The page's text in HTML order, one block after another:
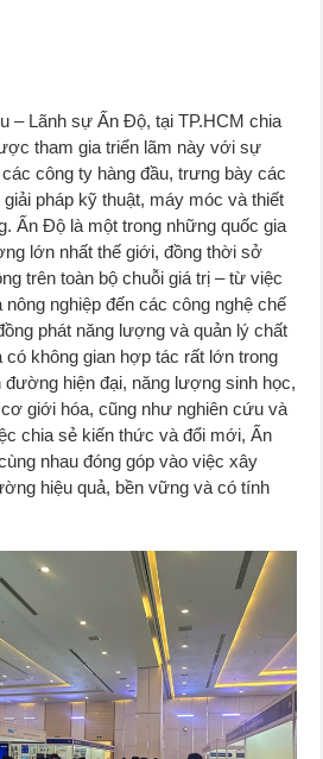
– Lãnh sự Ấn Độ, tại TP.HCM chia
tham gia triển lãm này với sự
công ty hàng đầu, trưng bày các
pháp kỹ thuật, máy móc và thiết
Ấn Độ là một trong những quốc gia
lớn nhất thế giới, đồng thời sở
trên toàn bộ chuỗi giá trị – từ việc
nghiệp đến các công nghệ chế
phát năng lượng và quản lý chất
có không gian hợp tác rất lớn trong
đường hiện đại, năng lượng sinh học,
giới hóa, cũng như nghiên cứu và
chia sẻ kiến thức và đổi mới, Ấn
nhau đóng góp vào việc xây
hiệu quả, bền vững và có tính